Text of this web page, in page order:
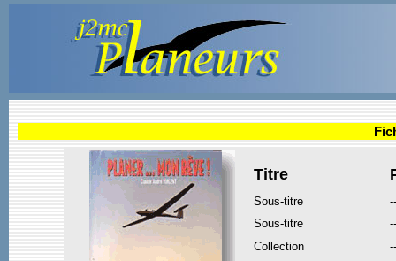
Titre
Sous-titre
--
Sous-titre
--
Collection
--